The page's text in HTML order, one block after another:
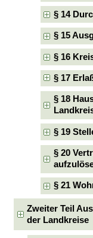
§ 14
§ 15
§ 16
§ 17
§ 18
§ 19
§ 20
§ 21
Zweiter Teil
der Landkreise